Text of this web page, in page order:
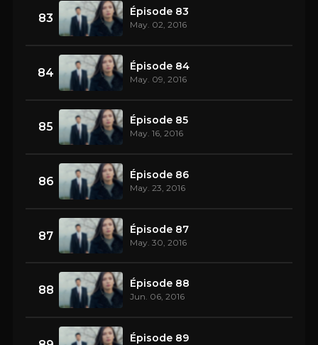
83 Épisode 83
May. 02, 2016
84 Épisode 84
May. 09, 2016
85 Épisode 85
May. 16, 2016
86 Épisode 86
May. 23, 2016
87 Épisode 87
May. 30, 2016
88 Épisode 88
Jun. 06, 2016
Épisode 89